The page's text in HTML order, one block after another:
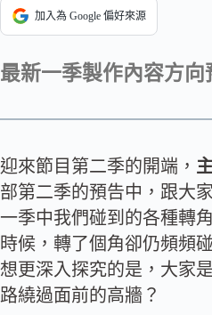
加入為 Google 偏好來源
最新一季製作內容方向
迎來節目第二季的開端，
部第二季的預告中，跟大
一季中我們碰到的各種轉
時候，轉了個角卻仍頻頻
想更深入探究的是，大家
路繞過面前的高牆？